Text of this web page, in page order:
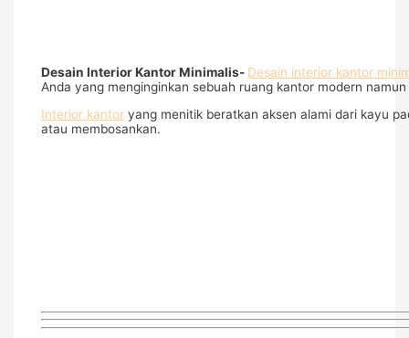
Desain Interior Kantor Minimalis- Desain interior kantor
Anda yang menginginkan sebuah ruang kantor modern
Interior kantoryang menitik beratkan aksen alami dari kayu
atau membosankan.